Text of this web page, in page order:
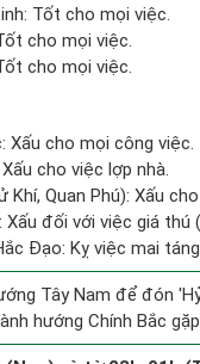
Tốt cho mọi việc.
cho mọi việc.
cho mọi việc.
Xấu cho mọi công việc.
cho việc lợp nhà.
Khí, Quan Phú): Xấu
Xấu đối với việc giá thú
Đạo: Kỵ việc mai
Tây Nam để đón
hướng Chính Bắc